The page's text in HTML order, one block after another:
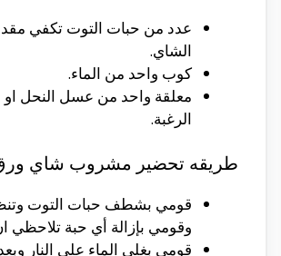
عدد من حبات التوت تكفي
الشاي.
كوب واحد من الماء.
معلقة واحد من عسل النحل
الرغبة.
طريقه تحضير مشروب شاي
قومي بشطف حبات التوت
وقومي بإزالة أي حبة تلاحظي
قومي بغلي الماء على النار